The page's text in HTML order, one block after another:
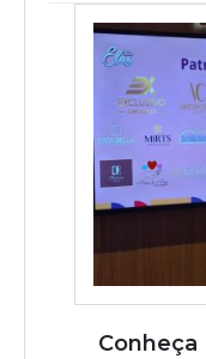
Conheça